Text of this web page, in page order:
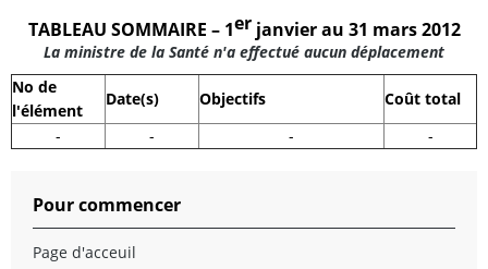
TABLEAU SOMMAIRE – 1erjanvier au 31 mars 2012
La ministre de la Santé n'a effectué aucun déplacement
No de
l'élément
Date(s) Objectifs
Coût total
-
- - -
Pour commencer
Page d'acceuil